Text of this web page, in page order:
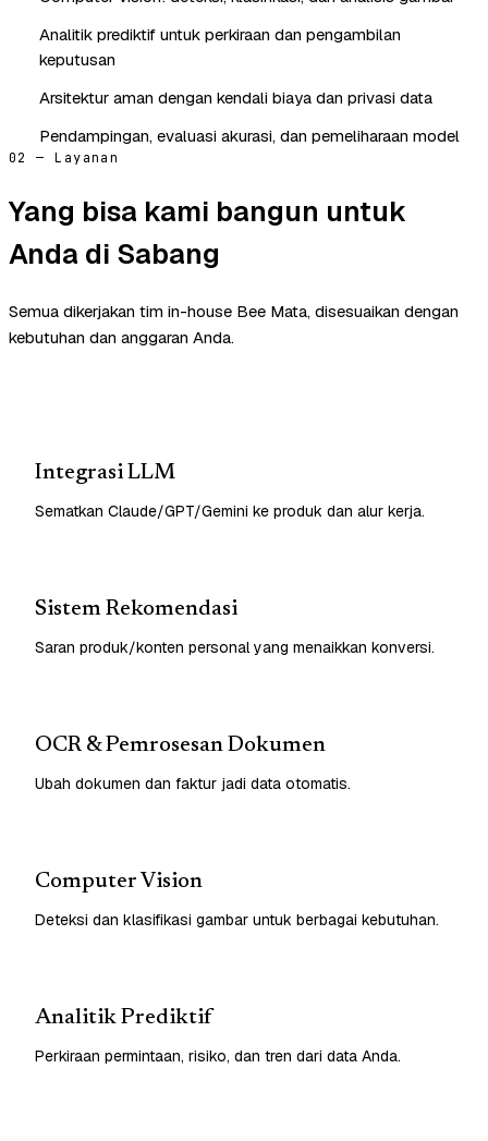
Analitik prediktif untuk perkiraan dan pengambilan
keputusan
Arsitektur aman dengan kendali biaya dan privasi data
Pendampingan, evaluasi akurasi, dan pemeliharaan model
02 — Layanan
Yang bisa kami bangun untuk
Anda di Sabang
Semua dikerjakan tim in-house Bee Mata, disesuaikan dengan
kebutuhan dan anggaran Anda.
Integrasi LLM
Sematkan Claude/GPT/Gemini ke produk dan alur kerja.
Sistem Rekomendasi
Saran produk/konten personal yang menaikkan konversi.
OCR & Pemrosesan Dokumen
Ubah dokumen dan faktur jadi data otomatis.
Computer Vision
Deteksi dan klasifikasi gambar untuk berbagai kebutuhan.
Analitik Prediktif
Perkiraan permintaan, risiko, dan tren dari data Anda.